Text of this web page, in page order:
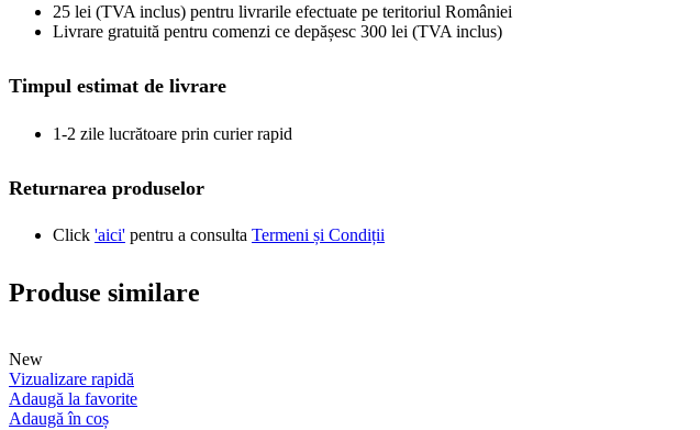
25 lei (TVA inclus) pentru livrarile efectuate pe teritoriul României
Livrare gratuită pentru comenzi ce depășesc 300 lei (TVA inclus)
Timpul estimat de livrare
1-2 zile lucrătoare prin curier rapid
Returnarea produselor
Click 'aici' pentru a consulta Termeni și Condiții
Produse similare
New
Vizualizare rapidă
Adaugă la favorite
Adaugă în coș